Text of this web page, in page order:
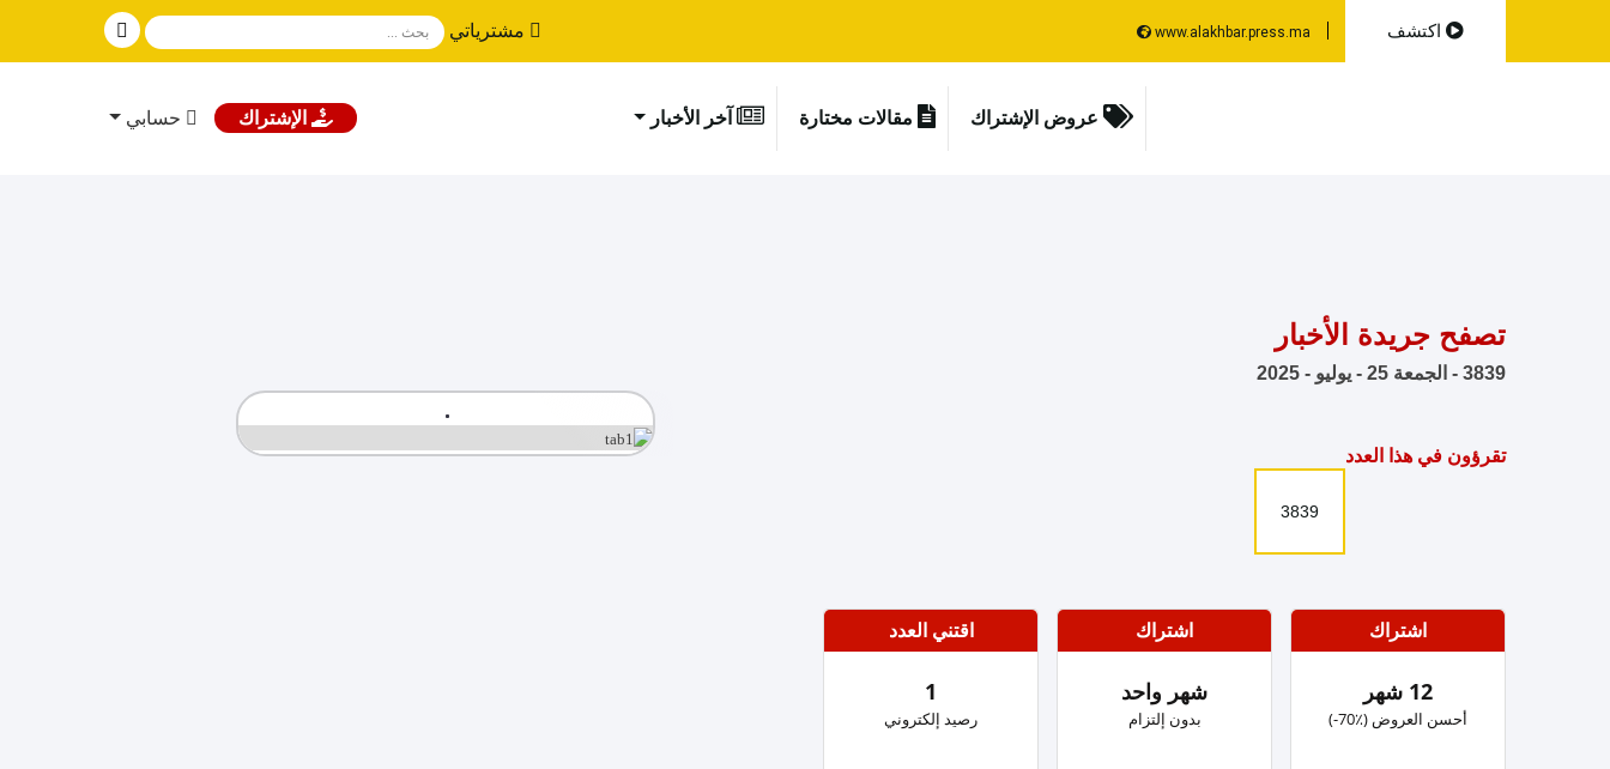
اكتشف www.alakhbar.press.ma مشترياتي
آخر الأخبار مقالات مختارة عروض الإشتراك الإشتراك حسابي
تصفح جريدة الأخبار
3839 - الجمعة 25 - يوليو - 2025
تقرؤون في هذا العدد
3839
اشتراك
12 شهر
‏أحسن العروض (٪؜70-)
اشتراك
شهر واحد
بدون إلتزام
اقتني العدد
1
رصيد إلكتروني